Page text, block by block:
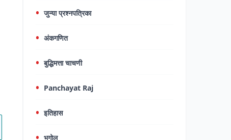
जुन्या प्रश्नपत्रिका
अंकगणित
बुद्धिमत्ता चाचणी
Panchayat Raj
इतिहास
भूगोल